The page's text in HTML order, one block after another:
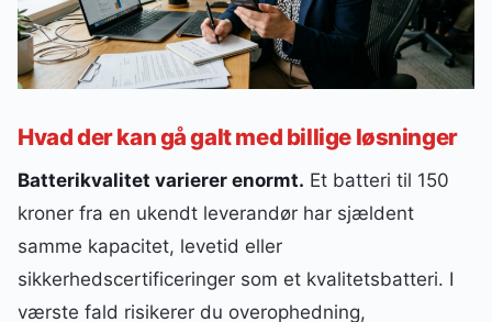
Hvad der kan gå galt med billige løsninger
Batterikvalitet varierer enormt. Et batteri til 150
kroner fra en ukendt leverandør har sjældent
samme kapacitet, levetid eller
sikkerhedscertificeringer som et kvalitetsbatteri. I
værste fald risikerer du overophedning,